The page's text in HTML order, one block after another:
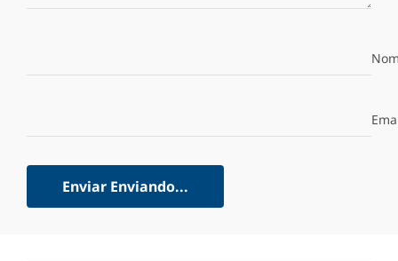
Enviar Enviando...